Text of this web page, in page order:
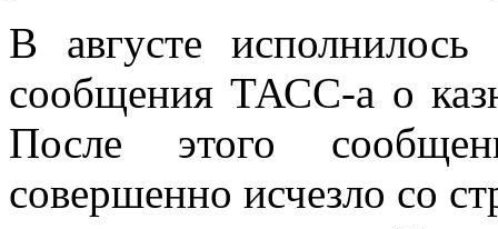
В августе
сообщения ТАСС-а о
После этого
совершенно исчезло со